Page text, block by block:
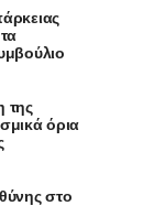
της
όρια
στο